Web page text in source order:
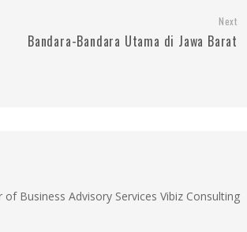
Next
Bandara-Bandara Utama di Jawa Barat
Business Advisory Services Vibiz Consulting